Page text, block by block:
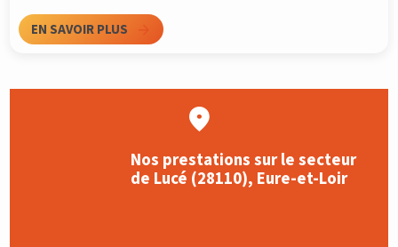
EN SAVOIR PLUS
Nos prestations sur le secteur
de Lucé (28110), Eure-et-Loir